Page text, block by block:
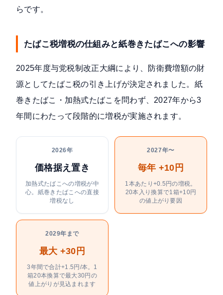
らです。
たばこ税増税の仕組みと紙巻きたばこへの影響
2025年度与党税制改正大綱により、防衛費増額の財
源としてたばこ税の引き上げが決定されました。紙
巻きたばこ・加熱式たばこを問わず、2027年から3
年間にわたって段階的に増税が実施されます。
2026年
価格据え置き
加熱式たばこへの増税が中
心。紙巻きたばこへの直接
増税なし
2027年〜
毎年 +10円
1本あたり+0.5円の増税。
20本入り換算で1箱+10円
の値上がり要因
2029年まで
最大 +30円
3年間で合計+1.5円/本。1
箱20本換算で最大30円の
値上がりが見込まれます